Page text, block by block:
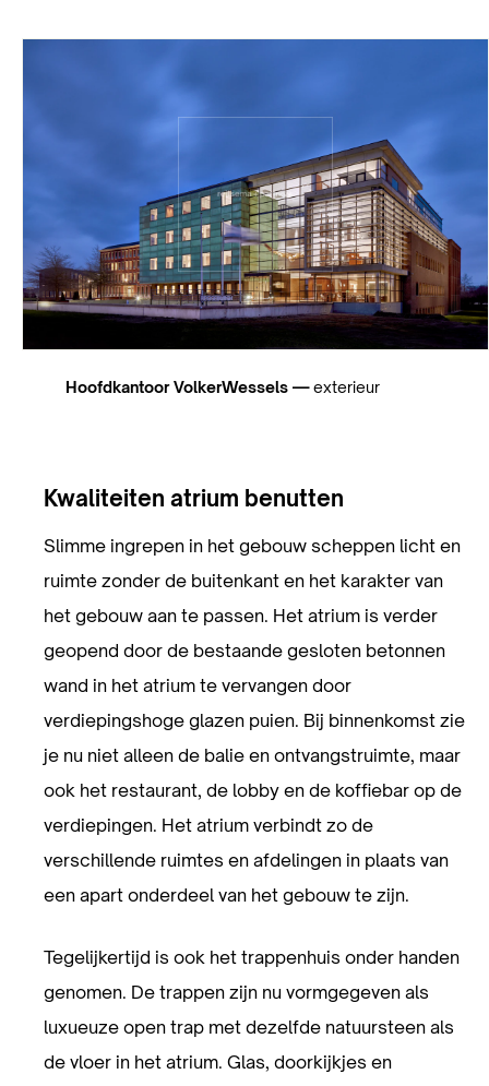
Hoofdkantoor VolkerWessels —exterieur
Kwaliteiten atrium benutten
Slimme ingrepen in het gebouw scheppen licht en
ruimte zonder de buitenkant en het karakter van
het gebouw aan te passen. Het atrium is verder
geopend door de bestaande gesloten betonnen
wand in het atrium te vervangen door
verdiepingshoge glazen puien. Bij binnenkomst zie
je nu niet alleen de balie en ontvangstruimte, maar
ook het restaurant, de lobby en de koffiebar op de
verdiepingen. Het atrium verbindt zo de
verschillende ruimtes en afdelingen in plaats van
een apart onderdeel van het gebouw te zijn.
Tegelijkertijd is ook het trappenhuis onder handen
genomen. De trappen zijn nu vormgegeven als
luxueuze open trap met dezelfde natuursteen als
de vloer in het atrium. Glas, doorkijkjes en